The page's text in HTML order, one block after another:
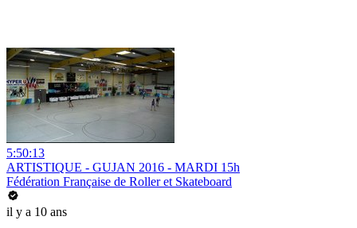
5:50:13
ARTISTIQUE - GUJAN 2016 - MARDI 15h
Fédération Française de Roller et Skateboard
il y a 10 ans